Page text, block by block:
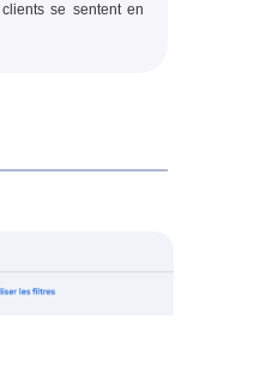
se sentent en